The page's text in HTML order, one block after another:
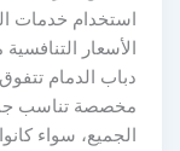
استخدام خدمات
الأسعار
دباب الدمام
مخصصة تناسب
الجميع، سواء